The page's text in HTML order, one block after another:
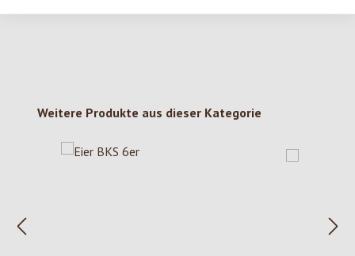
Produktgalerie überspringen
Weitere Produkte aus dieser Kategorie